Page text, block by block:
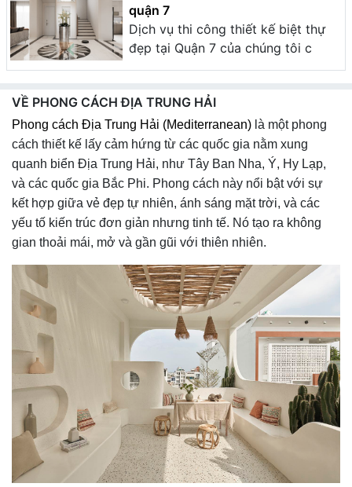
quận 7
Dịch vụ thi công thiết kế biệt thự
đẹp tại Quận 7 của chúng tôi c
VỀ PHONG CÁCH ĐỊA TRUNG HẢI
Phong cách Địa Trung Hải (Mediterranean) là một phong
cách thiết kế lấy cảm hứng từ các quốc gia nằm xung
quanh biển Địa Trung Hải, như Tây Ban Nha, Ý, Hy Lạp,
và các quốc gia Bắc Phi. Phong cách này nổi bật với sự
kết hợp giữa vẻ đẹp tự nhiên, ánh sáng mặt trời, và các
yếu tố kiến trúc đơn giản nhưng tinh tế. Nó tạo ra không
gian thoải mái, mở và gần gũi với thiên nhiên.